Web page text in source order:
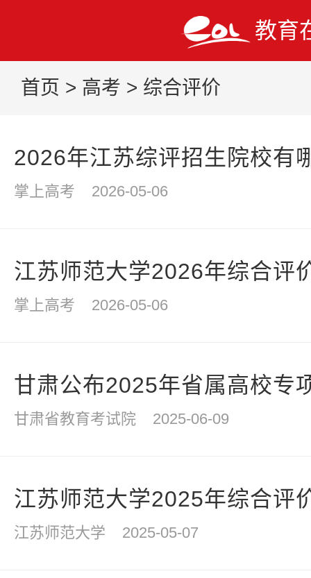
教育
首页 > 高考 > 综合评价
2026年江苏综评招生院校有
掌上高考 2026-05-06
江苏师范大学2026年综合评
掌上高考 2026-05-06
甘肃公布2025年省属高校专
甘肃省教育考试院 2025-06-09
江苏师范大学2025年综合评
江苏师范大学 2025-05-07